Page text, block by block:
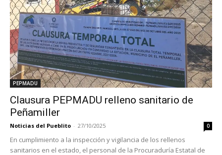
PEPMADU
Clausura PEPMADU relleno sanitario de
Peñamiller
Noticias del Pueblito - 27/10/2025 0
En cumplimiento a la inspección y vigilancia de los rellenos
sanitarios en el estado, el personal de la Procuraduría Estatal de